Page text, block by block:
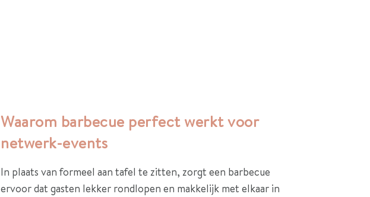
Waarom barbecue perfect werkt voor
netwerk-events
In plaats van formeel aan tafel te zitten, zorgt een barbecue
ervoor dat gasten lekker rondlopen en makkelijk met elkaar in